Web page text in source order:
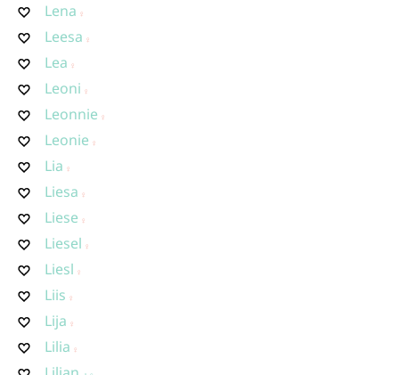
Lena
Leesa
Lea
Leoni
Leonnie
Leonie
Lia
Liesa
Liese
Liesel
Liesl
Liis
Lija
Lilia